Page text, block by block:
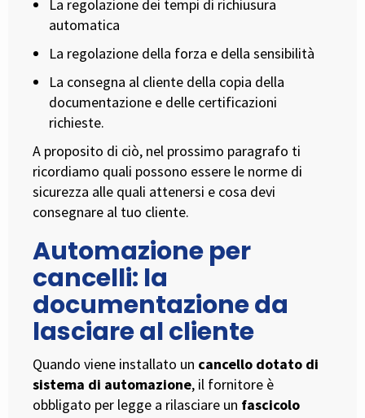
La regolazione dei tempi di richiusura
automatica
La regolazione della forza e della sensibilità
La consegna al cliente della copia della
documentazione e delle certificazioni
richieste.
A proposito di ciò, nel prossimo paragrafo ti
ricordiamo quali possono essere le norme di
sicurezza alle quali attenersi e cosa devi
consegnare al tuo cliente.
Automazione per
cancelli: la
documentazione da
lasciare al cliente
Quando viene installato un cancello dotato di
sistema di automazione, il fornitore è
obbligato per legge a rilasciare un fascicolo